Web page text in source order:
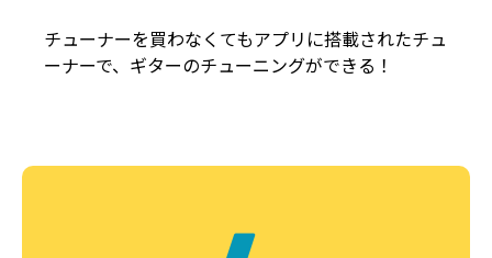
チューナーを買わなくてもアプリに搭載されたチュ
ーナーで、ギターのチューニングができる！